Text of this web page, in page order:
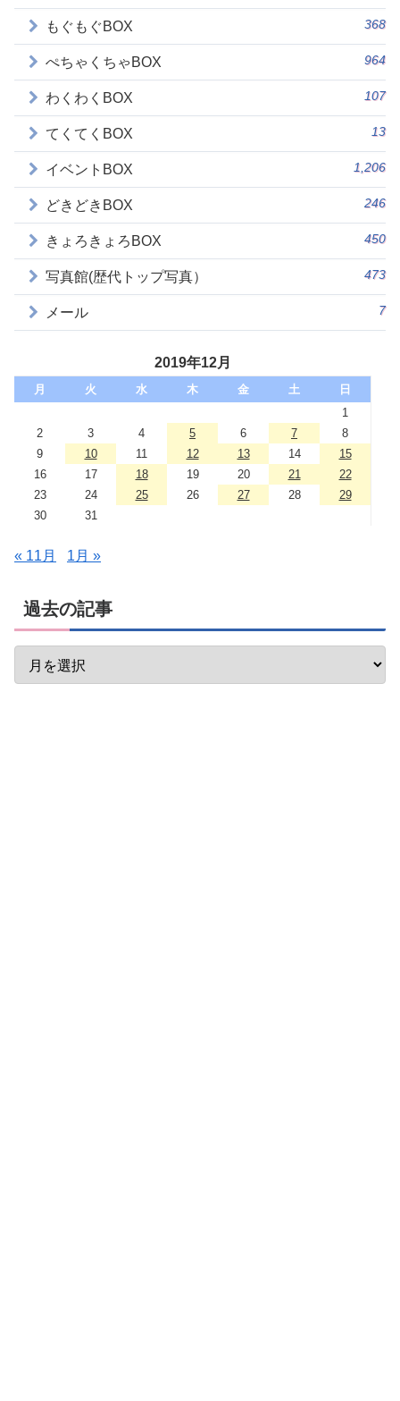
もぐもぐBOX 368
ぺちゃくちゃBOX 964
わくわくBOX 107
てくてくBOX 13
イベントBOX 1,206
どきどきBOX 246
きょろきょろBOX 450
写真館(歴代トップ写真） 473
メール 7
2019年12月
月 火 水 木 金 土
日
1
2
3 4 5 6 7
8
9
10 11 12 13 14
15
16
17 18 19 20 21
22
23
24 25 26 27 28
29
30
31
« 11月 1月 »
過去の記事